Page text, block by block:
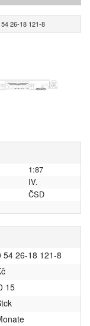
26-18 121-8
1:87
IV.
ČSD
54 26-18 121-8
15